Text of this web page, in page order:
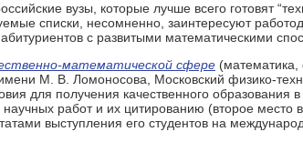
вузы, которые лучше всего готовят
списки, несомненно, заинтересуют
с развитыми математи­ческими
математической сфере
М. В. Ломоносова, Московский физико-
для получения качественного образования
работ и их цитированию (второе
выступления его студентов на